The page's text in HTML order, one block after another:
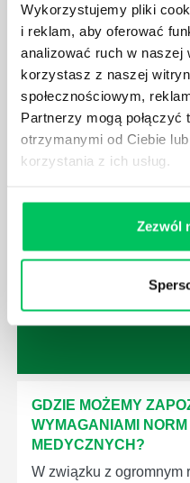
Wykorzystujemy pliki
i reklam, aby oferować
analizować ruch w naszej
korzystasz z naszej
społecznościowym,
Partnerzy mogą
otrzymanymi od Ciebie
korzystania z ich usług.
Zezwól
Czy taka wycinka
zgłaszana? Jak to w
Czy z prywatnej posesji
Prawo wodne to dość
ustawodawstwie
egzekwowanie prawa
odpowiemy pokrótce
GDZIE MOŻEMY
WYMAGANIAMI
MEDYCZNYCH?
W związku z ogromnym